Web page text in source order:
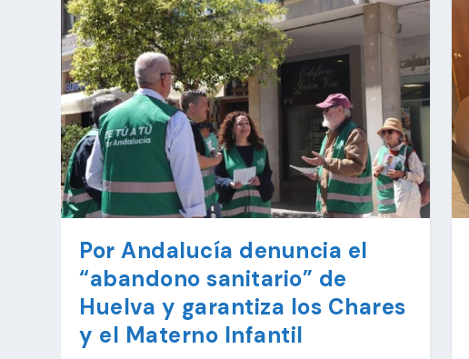
Por Andalucía denuncia el
“abandono sanitario” de
Huelva y garantiza los Chares
y el Materno Infantil